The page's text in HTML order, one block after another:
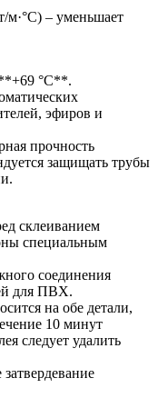
– уменьшает
°C**.
эфиров и
прочность
защищать трубы
склеиванием
специальным
соединения
для ПВХ.
на обе детали,
10 минут
следует удалить